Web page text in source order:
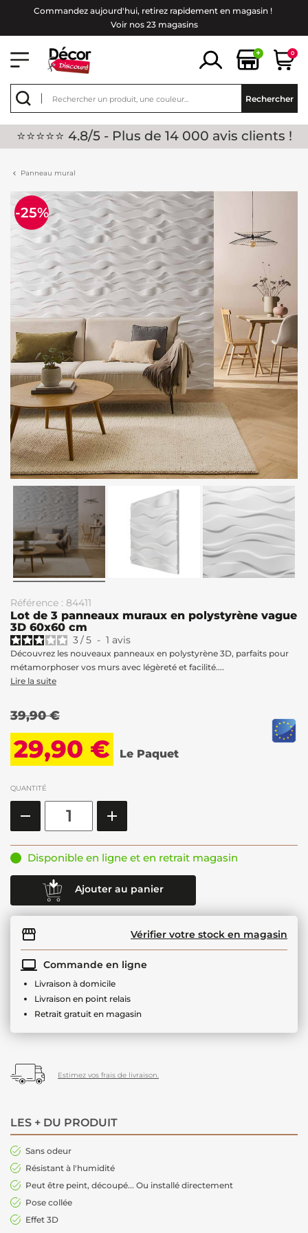
Commandez aujourd'hui, retirez rapidement en magasin !
Voir nos 23 magasins
+ 0
Rechercher
⭐⭐⭐⭐⭐ 4.8/5 - Plus de 14 000 avis clients !
Panneau mural
-25%
Référence : 84411
Lot de 3 panneaux muraux en polystyrène vague
3D 60x60 cm
3/5 - 1 avis
Découvrez les nouveaux panneaux en polystyrène 3D, parfaits pour
métamorphoser vos murs avec légèreté et facilité....
Lire la suite
39,90 €
29,90 € Le Paquet
QUANTITÉ
Disponible en ligne et en retrait magasin
Ajouter au panier
Vérifier votre stock en magasin
Commande en ligne
Livraison à domicile
Livraison en point relais
Retrait gratuit en magasin
Estimez vos frais de livraison.
LES + DU PRODUIT
Sans odeur
Résistant à l'humidité
Peut être peint, découpé... Ou installé directement
Pose collée
Effet 3D